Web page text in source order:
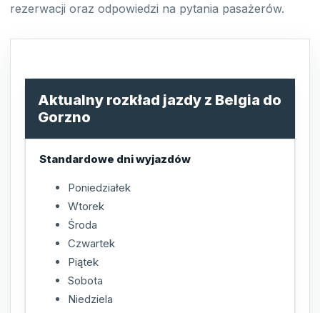
rezerwacji oraz odpowiedzi na pytania pasażerów.
Aktualny rozkład jazdy z Belgia do
Gorzno
Standardowe dni wyjazdów
Poniedziałek
Wtorek
Środa
Czwartek
Piątek
Sobota
Niedziela